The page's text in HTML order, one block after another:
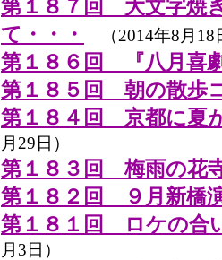
第１８７回 大文字焼
て・・・
（2014年8月18
第１８６回 『八月喜
第１８５回 朝の散歩
第１８４回 京都に夏
月29日）
第１８３回 梅雨の花
第１８２回 ９月新橋
第１８１回 ロケの合
月3日）